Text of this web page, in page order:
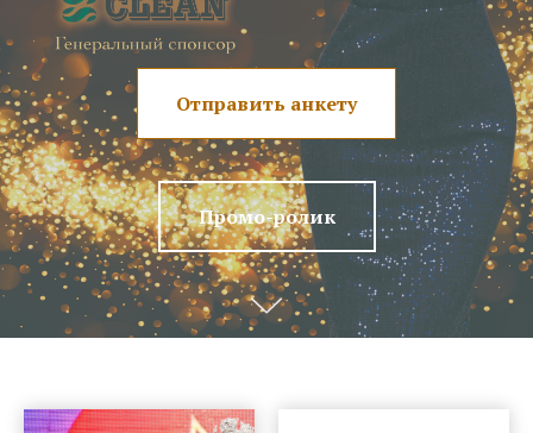
Отправить анкету
Промо-ролик